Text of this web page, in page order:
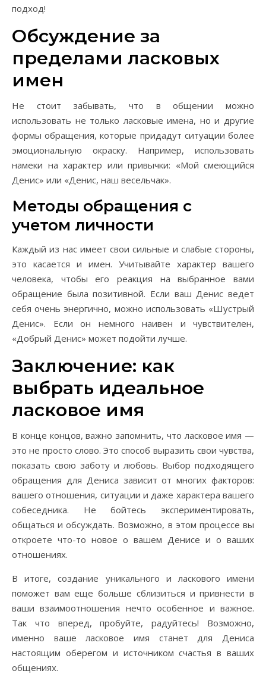
подход!
Обсуждение за
пределами ласковых
имен
Не стоит забывать, что в общении можно
использовать не только ласковые имена, но и другие
формы обращения, которые придадут ситуации более
эмоциональную окраску. Например, использовать
намеки на характер или привычки: «Мой смеющийся
Денис» или «Денис, наш весельчак».
Методы обращения с
учетом личности
Каждый из нас имеет свои сильные и слабые стороны,
это касается и имен. Учитывайте характер вашего
человека, чтобы его реакция на выбранное вами
обращение была позитивной. Если ваш Денис ведет
себя очень энергично, можно использовать «Шустрый
Денис». Если он немного наивен и чувствителен,
«Добрый Денис» может подойти лучше.
Заключение: как
выбрать идеальное
ласковое имя
В конце концов, важно запомнить, что ласковое имя —
это не просто слово. Это способ выразить свои чувства,
показать свою заботу и любовь. Выбор подходящего
обращения для Дениса зависит от многих факторов:
вашего отношения, ситуации и даже характера вашего
собеседника. Не бойтесь экспериментировать,
общаться и обсуждать. Возможно, в этом процессе вы
откроете что-то новое о вашем Денисе и о ваших
отношениях.
В итоге, создание уникального и ласкового имени
поможет вам еще больше сблизиться и привнести в
ваши взаимоотношения нечто особенное и важное.
Так что вперед, пробуйте, радуйтесь! Возможно,
именно ваше ласковое имя станет для Дениса
настоящим оберегом и источником счастья в ваших
общениях.